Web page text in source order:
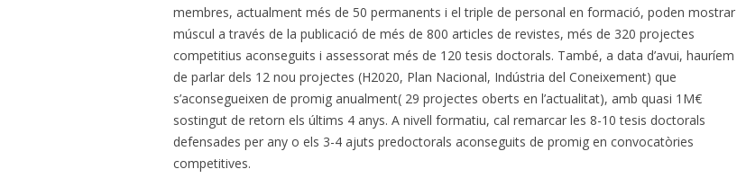
membres, actualment més de 50 permanents i el triple de personal en formació, poden mostrar
múscul a través de la publicació de més de 800 articles de revistes, més de 320 projectes
competitius aconseguits i assessorat més de 120 tesis doctorals. També, a data d’avui, hauríem
de parlar dels 12 nou projectes (H2020, Plan Nacional, Indústria del Coneixement) que
s’aconsegueixen de promig anualment( 29 projectes oberts en l’actualitat), amb quasi 1M€
sostingut de retorn els últims 4 anys. A nivell formatiu, cal remarcar les 8-10 tesis doctorals
defensades per any o els 3-4 ajuts predoctorals aconseguits de promig en convocatòries
competitives.